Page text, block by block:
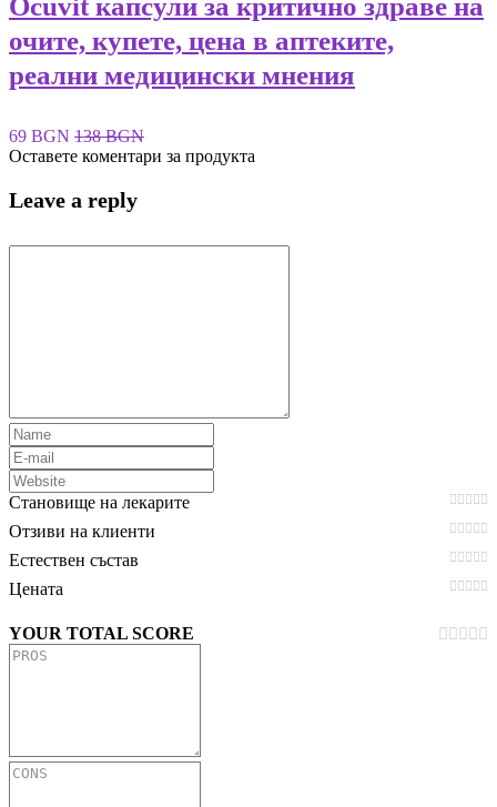
Ocuvit капсули за критично здраве на
очите, купете, цена в аптеките,
реални медицински мнения
69 BGN 138 BGN
Оставете коментари за продукта
Leave a reply
Становище на лекарите
Отзиви на клиенти
Естествен състав
Цената
YOUR TOTAL SCORE